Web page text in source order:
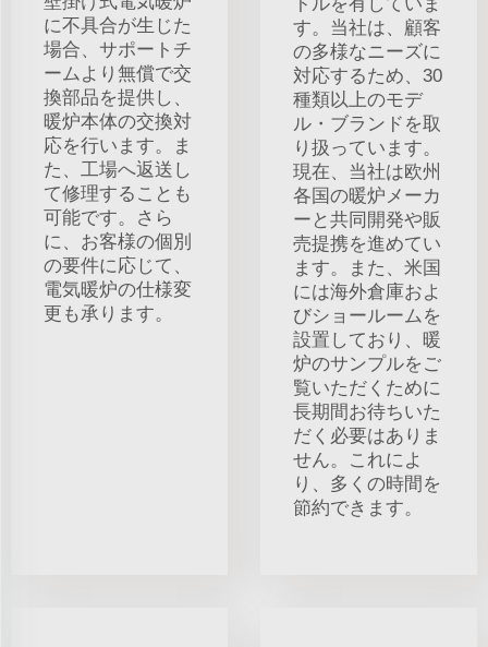
に不具合が生じた
場合、サポートチ
ームより無償で交
換部品を提供し、
暖炉本体の交換対
応を行います。ま
た、工場へ返送し
て修理することも
可能です。さら
に、お客様の個別
の要件に応じて、
電気暖炉の仕様変
更も承ります。
す。当社は、顧客
の多様なニーズに
対応するため、30
種類以上のモデ
ル・ブランドを取
り扱っています。
現在、当社は欧州
各国の暖炉メーカ
ーと共同開発や販
売提携を進めてい
ます。また、米国
には海外倉庫およ
びショールームを
設置しており、暖
炉のサンプルをご
覧いただくために
長期間お待ちいた
だく必要はありま
せん。これによ
り、多くの時間を
節約できます。